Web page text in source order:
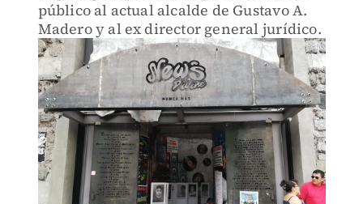
público al actual alcalde de Gustavo A.
Madero y al ex director general jurídico.